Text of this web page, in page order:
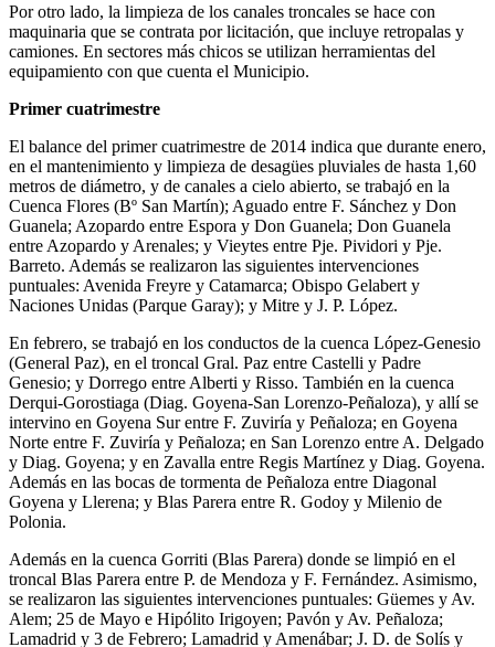
Por otro lado, la limpieza de los canales troncales se hace con
maquinaria que se contrata por licitación, que incluye retropalas y
camiones. En sectores más chicos se utilizan herramientas del
equipamiento con que cuenta el Municipio.
Primer cuatrimestre
El balance del primer cuatrimestre de 2014 indica que durante enero,
en el mantenimiento y limpieza de desagües pluviales de hasta 1,60
metros de diámetro, y de canales a cielo abierto, se trabajó en la
Cuenca Flores (Bº San Martín); Aguado entre F. Sánchez y Don
Guanela; Azopardo entre Espora y Don Guanela; Don Guanela
entre Azopardo y Arenales; y Vieytes entre Pje. Pividori y Pje.
Barreto. Además se realizaron las siguientes intervenciones
puntuales: Avenida Freyre y Catamarca; Obispo Gelabert y
Naciones Unidas (Parque Garay); y Mitre y J. P. López.
En febrero, se trabajó en los conductos de la cuenca López-Genesio
(General Paz), en el troncal Gral. Paz entre Castelli y Padre
Genesio; y Dorrego entre Alberti y Risso. También en la cuenca
Derqui-Gorostiaga (Diag. Goyena-San Lorenzo-Peñaloza), y allí se
intervino en Goyena Sur entre F. Zuviría y Peñaloza; en Goyena
Norte entre F. Zuviría y Peñaloza; en San Lorenzo entre A. Delgado
y Diag. Goyena; y en Zavalla entre Regis Martínez y Diag. Goyena.
Además en las bocas de tormenta de Peñaloza entre Diagonal
Goyena y Llerena; y Blas Parera entre R. Godoy y Milenio de
Polonia.
Además en la cuenca Gorriti (Blas Parera) donde se limpió en el
troncal Blas Parera entre P. de Mendoza y F. Fernández. Asimismo,
se realizaron las siguientes intervenciones puntuales: Güemes y Av.
Alem; 25 de Mayo e Hipólito Irigoyen; Pavón y Av. Peñaloza;
Lamadrid y 3 de Febrero; Lamadrid y Amenábar; J. D. de Solís y